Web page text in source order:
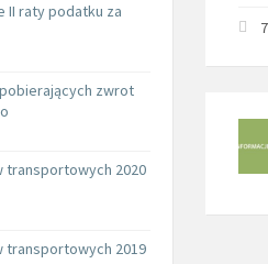
II raty podatku za
zwrot
transportowych 2020
transportowych 2019